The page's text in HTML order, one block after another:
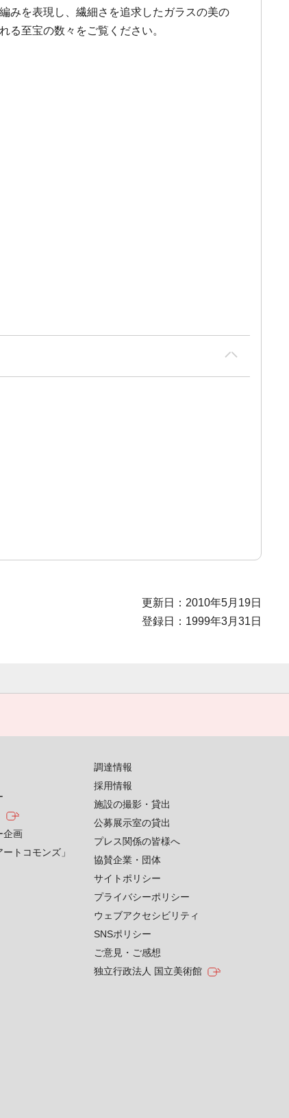
みを表現し、繊細さを追求したガラスの美の
る至宝の数々をご覧ください。
更新日：2010年5月19日
登録日：1999年3月31日
企画
トコモンズ」
調達情報
採用情報
施設の撮影・貸出
公募展示室の貸出
プレス関係の皆様へ
協賛企業・団体
サイトポリシー
プライバシーポリシー
ウェブアクセシビリティ
SNSポリシー
ご意見・ご感想
独立行政法人 国立美術館